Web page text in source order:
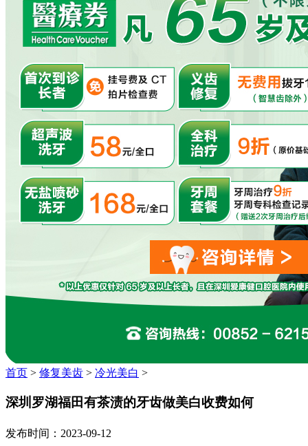
首页 > 修复美齿 > 冷光美白 >
深圳罗湖福田有茶渍的牙齿做美白收费如何
发布时间：2023-09-12